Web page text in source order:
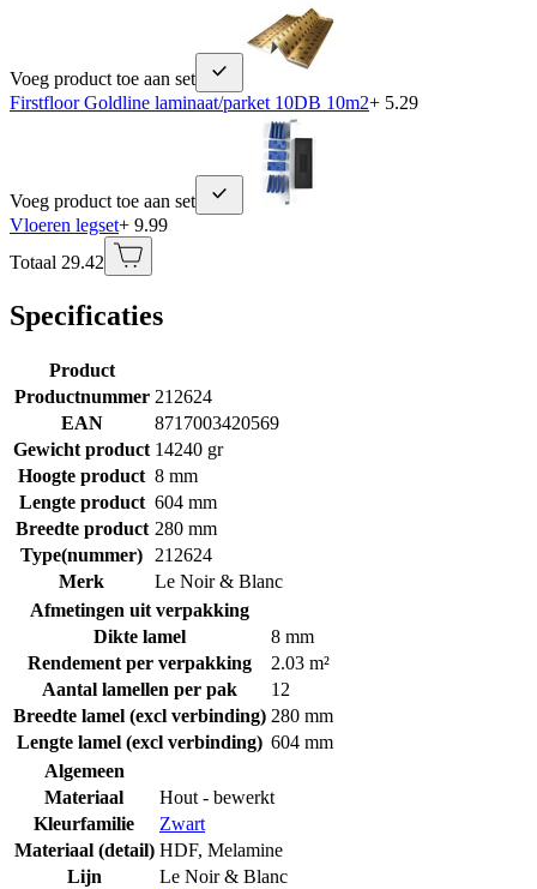
Voeg product toe aan set
Firstfloor Goldline laminaat/parket 10DB 10m2+ 5.29
Voeg product toe aan set
Vloeren legset+ 9.99
Totaal 29.42
Specificaties
Product
Productnummer 212624
EAN
8717003420569
Gewicht product 14240 gr
Hoogte product 8 mm
Lengte product 604 mm
Breedte product 280 mm
Type(nummer)
212624
Merk
Le Noir & Blanc
Afmetingen uit verpakking
Dikte lamel
8 mm
Rendement per verpakking
2.03 m²
Aantal lamellen per pak
12
Breedte lamel (excl verbinding) 280 mm
Lengte lamel (excl verbinding) 604 mm
Algemeen
Materiaal
Hout - bewerkt
Kleurfamilie
Zwart
Materiaal (detail) HDF, Melamine
Lijn
Le Noir & Blanc